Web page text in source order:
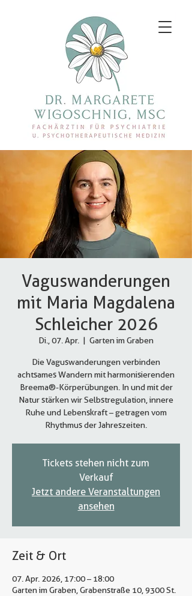
Vaguswanderungen
mit Maria Magdalena
Schleicher 2026
Di., 07. Apr.
  |
Garten im Graben
Die Vaguswanderungen verbinden
achtsames Wandern mit harmonisierenden
Breema®-Körperübungen. In und mit der
Natur stärken wir Selbstregulation, innere
Ruhe und Lebenskraft – getragen vom
Rhythmus der Jahreszeiten.
Tickets stehen nicht zum
Verkauf
Jetzt andere Veranstaltungen
ansehen
Zeit & Ort
07. Apr. 2026, 17:00 – 18:00
Garten im Graben, Grabenstraße 10, 9300 St.